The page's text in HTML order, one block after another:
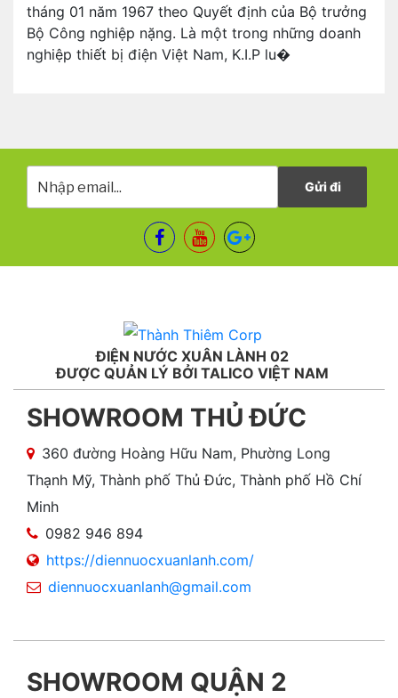
tháng 01 năm 1967 theo Quyết định của Bộ trưởng
Bộ Công nghiệp nặng. Là một trong những doanh
nghiệp thiết bị điện Việt Nam, K.I.P lu�
ĐIỆN NƯỚC XUÂN LÀNH 02
ĐƯỢC QUẢN LÝ BỞI TALICO VIỆT NAM
SHOWROOM THỦ ĐỨC
360 đường Hoàng Hữu Nam, Phường Long
Thạnh Mỹ, Thành phố Thủ Đức, Thành phố Hồ Chí
Minh
0982 946 894
https://diennuocxuanlanh.com/
diennuocxuanlanh@gmail.com
SHOWROOM QUẬN 2